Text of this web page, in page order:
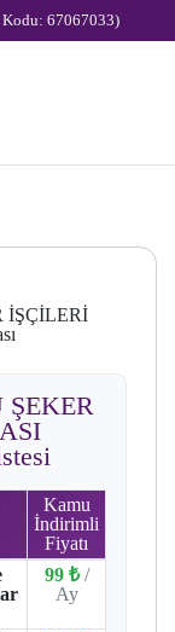
67067033)
İŞÇİLERİ
Kamu
İndirimli
Fiyatı
99 ₺ /
Ay